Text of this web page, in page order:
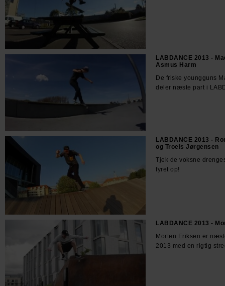
LABDANCE 2013 -
Asmus Harm
De friske youngguns
deler næste part i
LABDANCE 2013 -
og Troels Jørgensen
Tjek de voksne
fyret op!
LABDANCE 2013 -
Morten Eriksen er
2013 med en rigtig